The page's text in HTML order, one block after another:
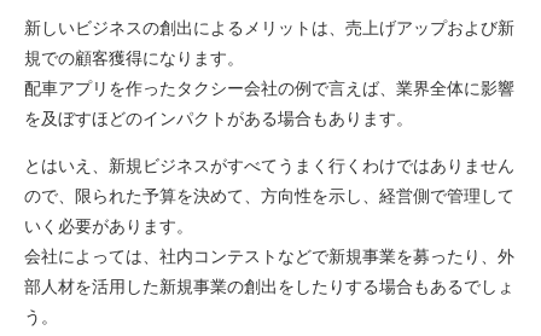
新しいビジネスの創出によるメリットは、売上げアップおよび新
規での顧客獲得になります。
配車アプリを作ったタクシー会社の例で言えば、業界全体に影響
を及ぼすほどのインパクトがある場合もあります。
とはいえ、新規ビジネスがすべてうまく行くわけではありません
ので、限られた予算を決めて、方向性を示し、経営側で管理して
いく必要があります。
会社によっては、社内コンテストなどで新規事業を募ったり、外
部人材を活用した新規事業の創出をしたりする場合もあるでしょ
う。